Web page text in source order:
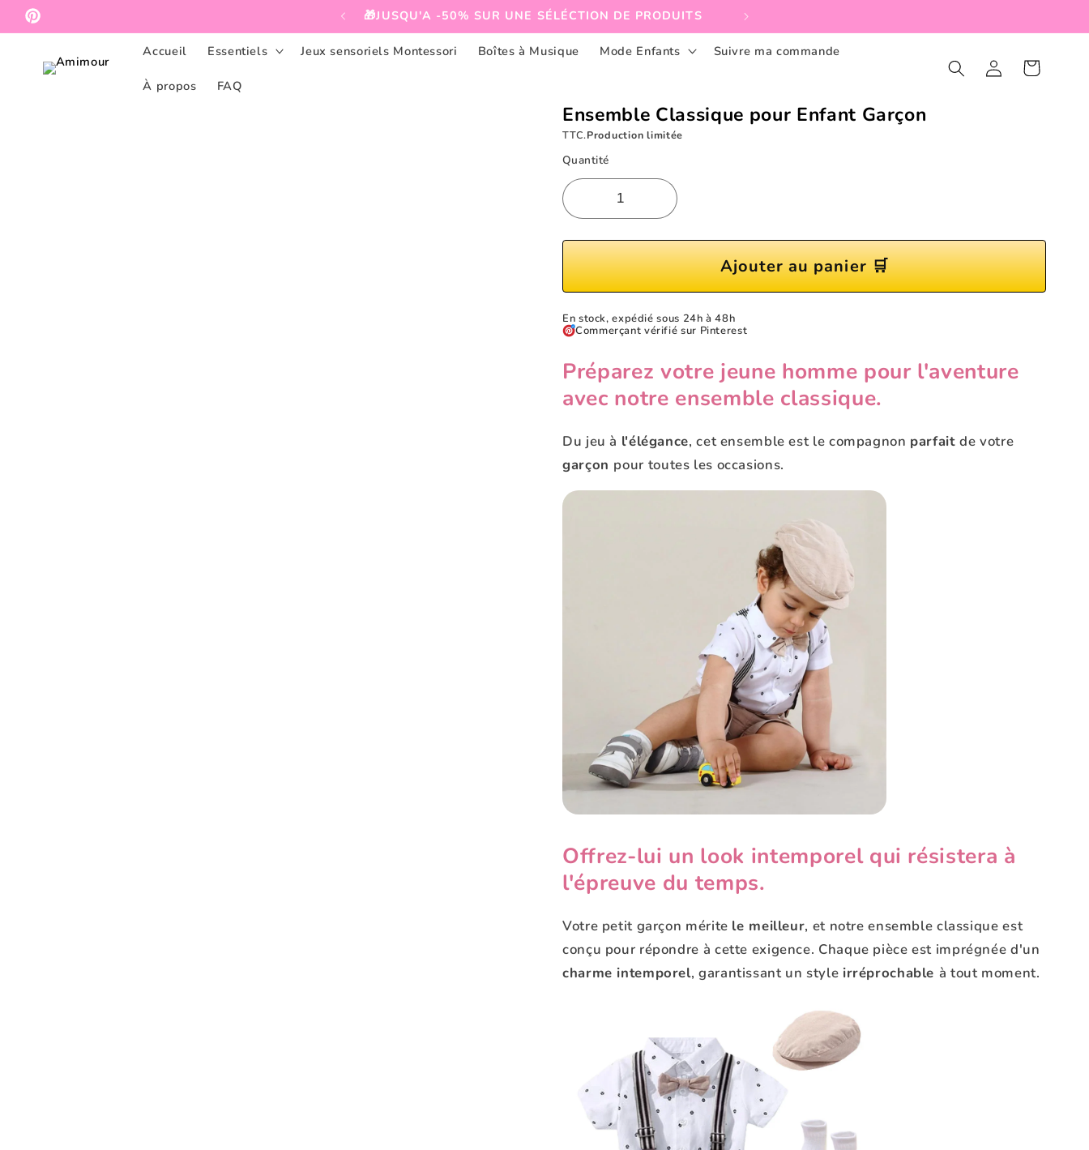
□
et
passer
au
Pinterest
🎁JUSQU'A -50% SUR UNE SÉLÉCTION DE PRODUITS
Accueil Essentiels Jeux sensoriels Montessori Boîtes à Musique Mode Enfants Suivre ma commande
À propos FAQ
Connexion Panier
Ensemble Classique pour Enfant Garçon
TTC.Production limitée
Quantité
Ajouter au panier 🛒
En stock, expédié sous 24h à 48h
Commerçant vérifié sur Pinterest
Préparez votre jeune homme pour l'aventure
avec notre ensemble classique.
Du jeu à l'élégance, cet ensemble est le compagnon parfaitde votre
garçon pour toutes les occasions.
Offrez-lui un look intemporel qui résistera à
l'épreuve du temps.
Votre petit garçon mérite le meilleur, et notre ensemble classique est
conçu pour répondre à cette exigence. Chaque pièce est imprégnée d'un
charme intemporel, garantissant un style irréprochable à tout moment.